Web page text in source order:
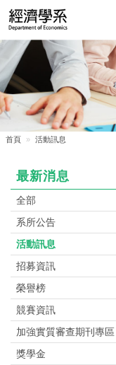
首頁 活動訊息
最新消息
全部
系所公告
活動訊息
招募資訊
榮譽榜
競賽資訊
加強實質審查期刊專區
獎學金